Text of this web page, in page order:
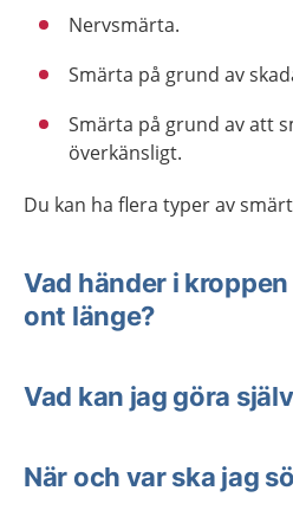
Nervsmärta.
Smärta på grund av
Smärta på grund av att
överkänsligt.
Du kan ha flera typer av
Vad händer i
ont länge?
Vad kan jag göra
När och var ska jag